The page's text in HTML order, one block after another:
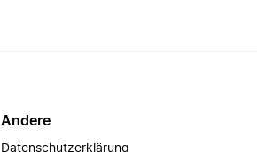
Andere
Datenschutzerklärung